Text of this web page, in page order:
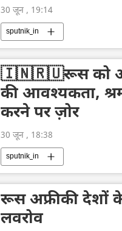
30 जून , 19:14
sputnik_in
🇮🇳🇷🇺रूस को
की आवश्यकता,
करने पर ज़ोर
30 जून , 18:38
sputnik_in
रूस अफ्रीकी देशों
लवरोव